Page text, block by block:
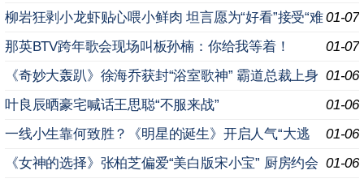
01-07
柳岩狂剥小龙虾贴心喂小鲜肉 坦言愿为“好看”接受“难
穿”
01-07
那英BTV跨年歌会现场叫板孙楠：你给我等着！
01-06
《奇妙大轰趴》徐海乔获封“浴室歌神” 霸道总裁上身
玩公主抱
01-06
叶良辰晒豪宅喊话王思聪“不服来战”
01-06
一线小生靠何致胜？《明星的诞生》开启人气“大逃
杀”
01-06
《女神的选择》张柏芝偏爱“美白版宋小宝” 厨房约会